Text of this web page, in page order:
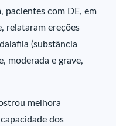
pacientes com DE, em
relataram ereções
(substância
moderada e grave,
melhora
dos